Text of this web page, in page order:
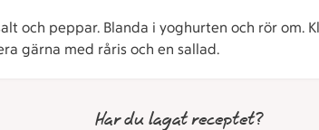
och peppar. Blanda i yoghurten och rör om.
gärna med råris och en sallad.
Har du lagat receptet?